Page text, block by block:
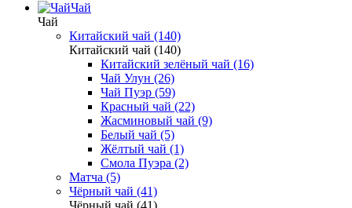
Чай
Чай
Китайский чай (140)
Китайский чай (140)
Китайский зелёный чай (16)
Чай Улун (26)
Чай Пуэр (59)
Красный чай (22)
Жасминовый чай (9)
Белый чай (5)
Жёлтый чай (1)
Смола Пуэра (2)
Матча (5)
Чёрный чай (41)
Чёрный чай (41)